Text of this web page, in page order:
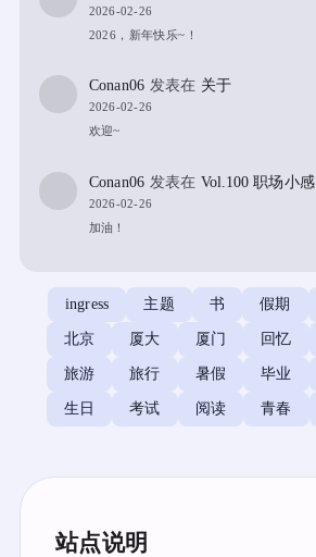
2026-02-26
2026，新年快乐~！
Conan06 发表在 关于
2026-02-26
欢迎~
Conan06 发表在 Vol.100 职场小感
2026-02-26
加油！
ingress 主题 书 假期
北京 厦大 厦门 回忆
旅游 旅行 暑假 毕业
生日 考试 阅读 青春
站点说明